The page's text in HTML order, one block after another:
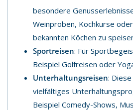
besondere
Weinproben, Kochkurse
bekannten Köchen zu
Sportreisen: Für
Beispiel Golfreisen oder
Unterhaltungsreisen:
vielfältiges
Beispiel Comedy-Shows,